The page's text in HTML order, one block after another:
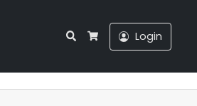
Search
Cart
Login